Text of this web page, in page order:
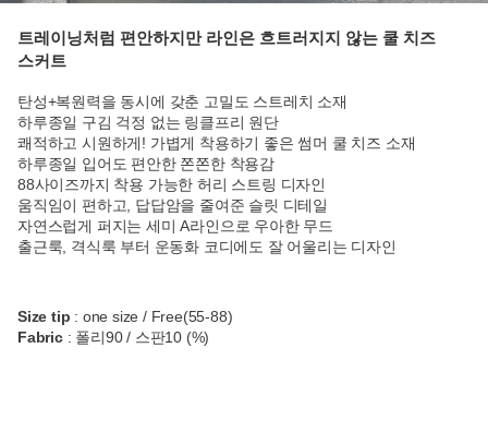
트레이닝처럼 편안하지만 라인은 흐트러지지 않는 쿨 치즈
스커트
탄성+복원력을 동시에 갖춘 고밀도 스트레치 소재
하루종일 구김 걱정 없는 링클프리 원단
쾌적하고 시원하게! 가볍게 착용하기 좋은 썸머 쿨 치즈 소재
하루종일 입어도 편안한 쫀쫀한 착용감
88사이즈까지 착용 가능한 허리 스트링 디자인
움직임이 편하고, 답답암을 줄여준 슬릿 디테일
자연스럽게 퍼지는 세미 A라인으로 우아한 무드
출근룩, 격식룩 부터 운동화 코디에도 잘 어울리는 디자인
Size tip : one size / Free(55-88)
Fabric: 폴리90 / 스판10 (%)